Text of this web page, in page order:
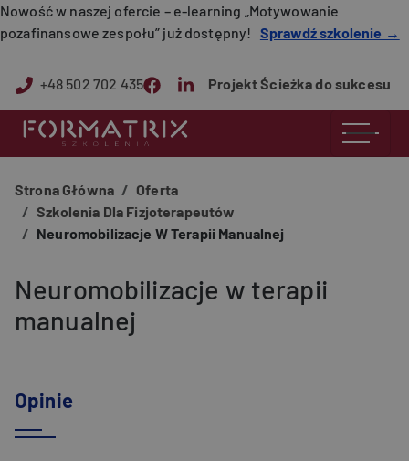
Przejdź do treści
Nowość w naszej ofercie – e-learning „Motywowanie
pozafinansowe zespołu” już dostępny! Sprawdź szkolenie →
+48 502 702 435 Projekt Ścieżka do sukcesu
Ścieżka nawigacyjna
Strona Główna
Oferta
Szkolenia Dla Fizjoterapeutów
Neuromobilizacje W Terapii Manualnej
Neuromobilizacje w terapii
manualnej
Opinie